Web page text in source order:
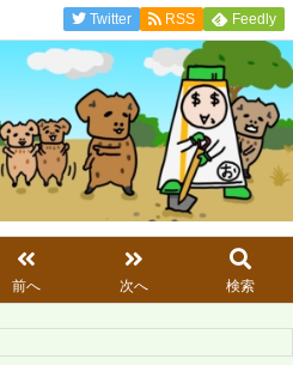
前へ 次へ 検索
Twitter RSS Feedly